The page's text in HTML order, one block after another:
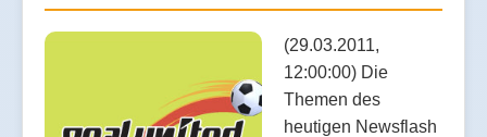
(29.03.2011,
12:00:00) Die
Themen des
heutigen Newsflash